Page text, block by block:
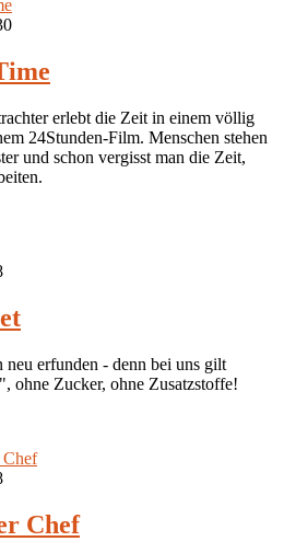
erlebt die Zeit in einem völlig
24Stunden-Film. Menschen stehen
und schon vergisst man die Zeit,
erfunden - denn bei uns gilt
ohne Zucker, ohne Zusatzstoffe!
Chef